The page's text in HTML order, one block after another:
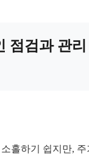
점검과 관리
홀하기 쉽지만, 주